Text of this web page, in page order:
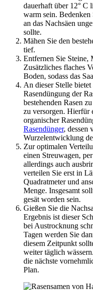
dauerhaft über 12° C
warm sein. Bedenken
an das Nachsäen
sollte.
Mähen Sie den
tief.
Entfernen Sie Steine,
Zusätzliches flaches
Boden, sodass das
An dieser Stelle
Rasendüngung der
bestehenden Rasen
zu versorgen. Hierfür
organischer
Rasendünger, dessen
Wurzelentwicklung
Zur optimalen
einen Streuwagen,
allerdings auch
verteilen Sie erst in
Quadratmeter und
Menge. Insgesamt
gesät worden sein.
Gießen Sie die
Ergebnis ist dieser
bei Austrocknung
Tagen werden Sie
diesem Zeitpunkt
weiter täglich
die nächste
Plan.